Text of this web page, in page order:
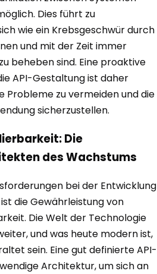
Dies führt zu
wie ein Krebsgeschwür durch
und mit der Zeit immer
beheben sind. Eine proaktive
API-Gestaltung ist daher
Probleme zu vermeiden und die
sicherzustellen.
Die
des Wachstums
bei der Entwicklung
die Gewährleistung von
Die Welt der Technologie
und was heute modern ist,
sein. Eine gut definierte API-
Architektur, um sich an